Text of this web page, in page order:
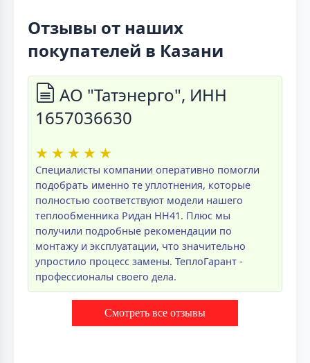
Отзывы от наших
покупателей в Казани
АО "Татэнерго", ИНН
1657036630
★ ★ ★ ★ ★
Специалисты компании оперативно помогли
подобрать именно те уплотнения, которые
полностью соответствуют модели нашего
теплообменника Ридан НН41. Плюс мы
получили подробные рекомендации по
монтажу и эксплуатации, что значительно
упростило процесс замены. ТеплоГарант -
профессионалы своего дела.
Смотреть все отзывы